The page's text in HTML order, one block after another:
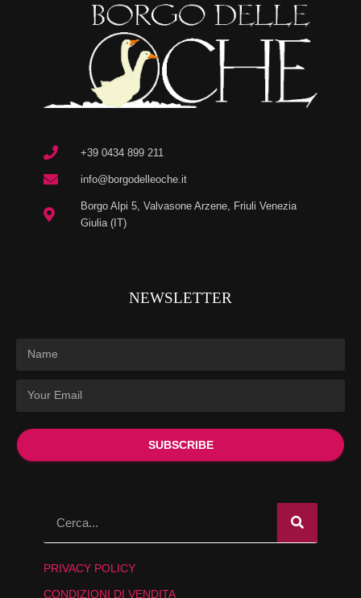
+39 0434 899 211
info@borgodelleoche.it
Borgo Alpi 5, Valvasone Arzene, Friuli Venezia
Giulia (IT)
NEWSLETTER
SUBSCRIBE
PRIVACY POLICY
CONDIZIONI DI VENDITA